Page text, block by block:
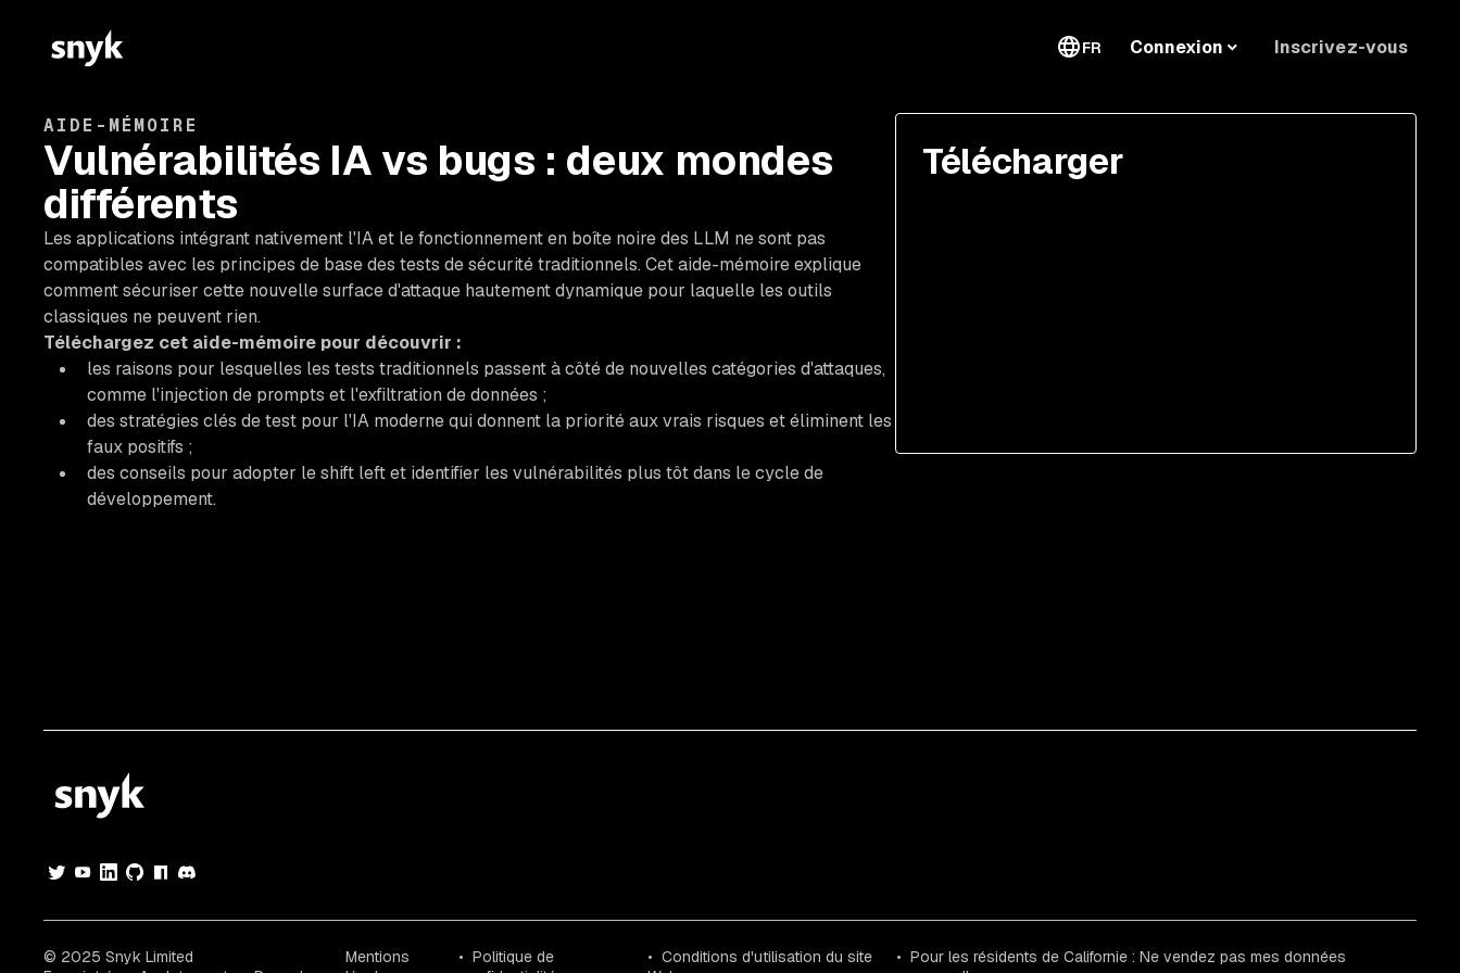
FR Connexion Inscrivez-vous
AIDE-MÉMOIRE
Vulnérabilités IA vs bugs : deux mondes
différents
Les applications intégrant nativement l'IA et le fonctionnement en boîte noire des LLM ne sont pas
compatibles avec les principes de base des tests de sécurité traditionnels. Cet aide-mémoire explique
comment sécuriser cette nouvelle surface d'attaque hautement dynamique pour laquelle les outils
classiques ne peuvent rien.
Téléchargez cet aide-mémoire pour découvrir :
les raisons pour lesquelles les tests traditionnels passent à côté de nouvelles catégories d'attaques,
comme l'injection de prompts et l'exfiltration de données ;
des stratégies clés de test pour l'IA moderne qui donnent la priorité aux vrais risques et éliminent les
faux positifs ;
des conseils pour adopter le shift left et identifier les vulnérabilités plus tôt dans le cycle de
développement.
Télécharger
© 2025 Snyk Limited
Mentions
Politique de
Conditions d'utilisation du site
Pour les résidents de Californie : Ne vendez pas mes données